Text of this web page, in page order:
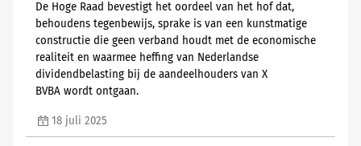
De Hoge Raad bevestigt het oordeel van het hof dat,
behoudens tegenbewijs, sprake is van een kunstmatige
constructie die geen verband houdt met de economische
realiteit en waarmee heffing van Nederlandse
dividendbelasting bij de aandeelhouders van X
BVBA wordt ontgaan.
18 juli 2025